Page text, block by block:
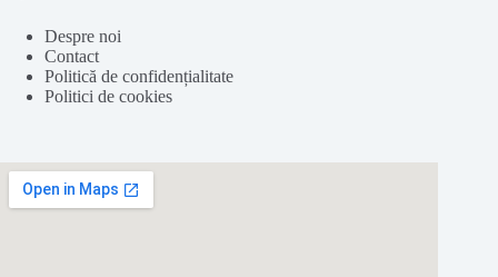
Despre noi
Contact
Politică de confidențialitate
Politici de cookies